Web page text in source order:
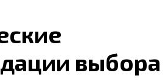
выбора